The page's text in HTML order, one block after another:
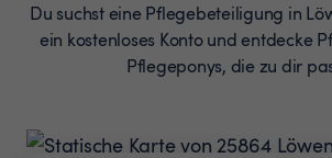
Du suchst eine Pflegebeteiligung in
ein kostenloses Konto und entdecke
Pflegeponys, die zu dir